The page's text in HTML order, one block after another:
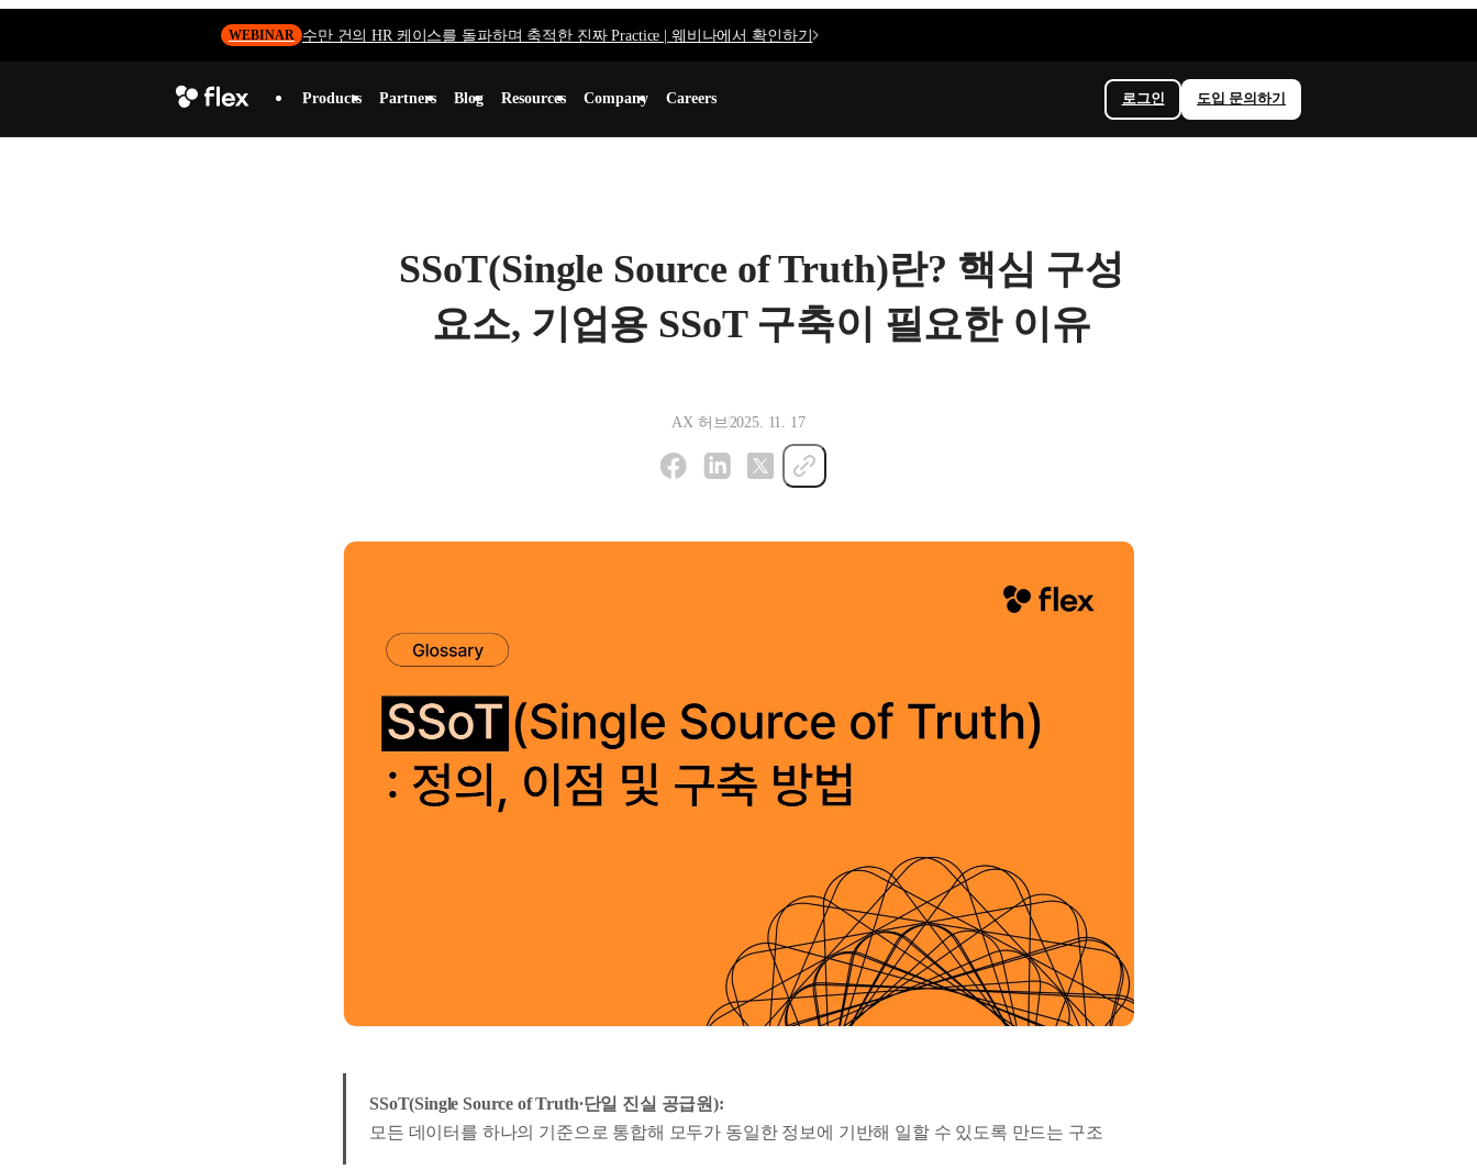
WEBINAR 수만 건의 HR 케이스를 돌파하며 축적한 진짜 Practice | 웨비나에서 확인하기
Products Partners Blog Resources Company Careers 로그인 도입 문의하기
SSoT(Single Source of Truth)란? 핵심 구성
요소, 기업용 SSoT 구축이 필요한 이유
AX 허브2025. 11. 17
SSoT(Single Source of Truth∙단일 진실 공급원):
모든 데이터를 하나의 기준으로 통합해 모두가 동일한 정보에 기반해 일할 수 있도록 만드는 구조